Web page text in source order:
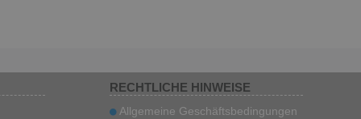
RECHTLICHE HINWEISE
Allgemeine Geschäftsbedingungen